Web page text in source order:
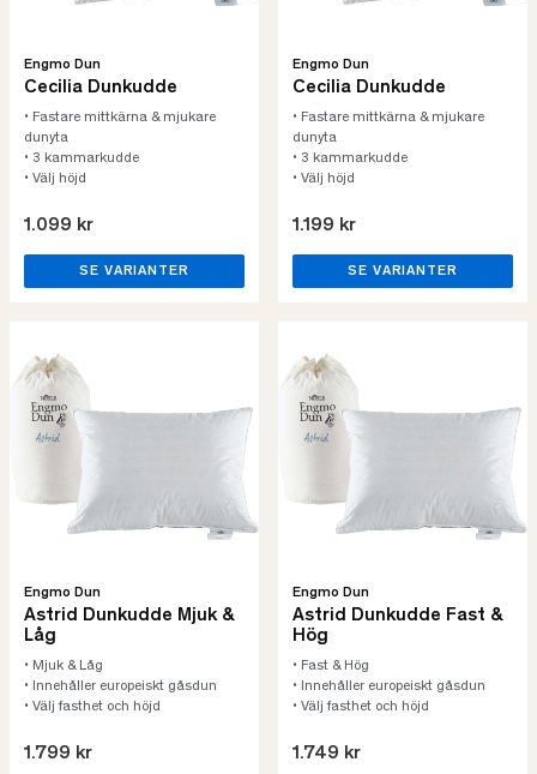
Engmo Dun
Cecilia Dunkudde
• Fastare mittkärna & mjukare
dunyta
• 3 kammarkudde
• Välj höjd
1.099 kr
SE VARIANTER
Engmo Dun
Cecilia Dunkudde
• Fastare mittkärna & mjukare
dunyta
• 3 kammarkudde
• Välj höjd
1.199 kr
SE VARIANTER
Engmo Dun
Astrid Dunkudde Mjuk &
Låg
• Mjuk & Låg
• Innehåller europeiskt gåsdun
• Välj fasthet och höjd
1.799 kr
Engmo Dun
Astrid Dunkudde Fast &
Hög
• Fast & Hög
• Innehåller europeiskt gåsdun
• Välj fasthet och höjd
1.749 kr